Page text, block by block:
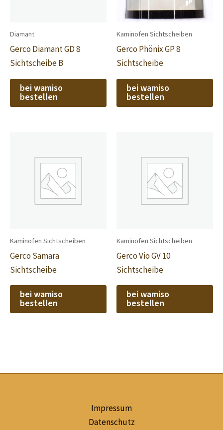
Diamant
Gerco Diamant GD 8
Sichtscheibe B
bei wamiso
bestellen
Kaminofen Sichtscheiben
Gerco Phönix GP 8
Sichtscheibe
bei wamiso
bestellen
Kaminofen Sichtscheiben
Gerco Samara
Sichtscheibe
bei wamiso
bestellen
Kaminofen Sichtscheiben
Gerco Vio GV 10
Sichtscheibe
bei wamiso
bestellen
Impressum
Datenschutz